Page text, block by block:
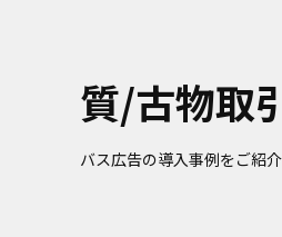
質/古物取
バス広告の導入事例をご紹介